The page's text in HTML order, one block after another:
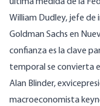
William Dudley, jefe de
Goldman Sachs en
confianza es la clave
temporal se convierta
Alan Blinder,
macroeconomista